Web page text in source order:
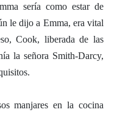
sería como estar de
le dijo a Emma, era vital
Cook, liberada de las
la señora Smith-Darcy,
manjares en la cocina